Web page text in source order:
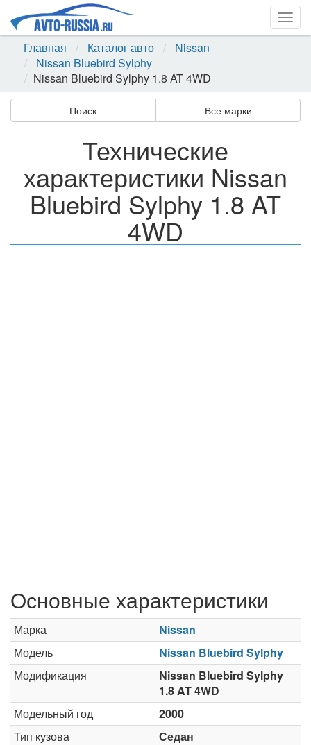
Главная
Каталог авто
Nissan
Nissan Bluebird Sylphy
Nissan Bluebird Sylphy 1.8 AT 4WD
Поиск Все марки
Технические
характеристики Nissan
Bluebird Sylphy 1.8 AT
4WD
Основные характеристики
Марка
Nissan
Модель
Nissan Bluebird Sylphy
Модификация
Nissan Bluebird Sylphy
1.8 AT 4WD
Модельный год
2000
Тип кузова
Седан